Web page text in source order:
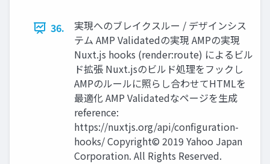
36.
実現へのブレイクスルー / デザインシス
テム AMP Validatedの実現 AMPの実現
Nuxt.js hooks (render:route) によるビル
ド拡張 Nuxt.jsのビルド処理をフックし
AMPのルールに照らし合わせてHTMLを
最適化 AMP Validatedなページを生成
reference:
https://nuxtjs.org/api/conﬁguration-
hooks/ Copyright© 2019 Yahoo Japan
Corporation. All Rights Reserved.